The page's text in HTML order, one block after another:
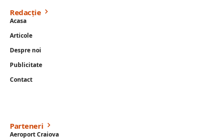
Redacție
Acasa
Articole
Despre noi
Publicitate
Contact
Parteneri
Aeroport Craiova